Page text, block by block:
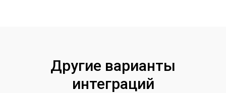
Другие варианты
интеграций